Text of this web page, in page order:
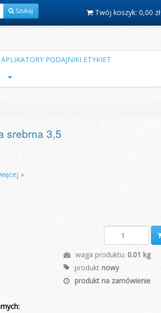
Szukaj Twój koszyk: 0,00 zł
APLIKATORY PODAJNIKI ETYKIET
srebrna 3,5
»
waga produktu: 0.01 kg
produkt nowy
produkt na zamówienie